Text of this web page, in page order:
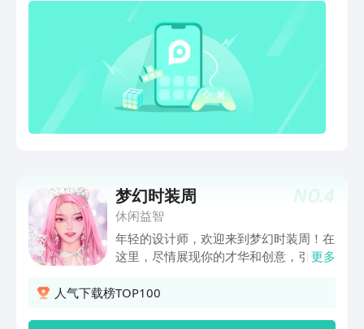
NO.4
梦幻时装周
休闲益智
年轻的设计师，欢迎来到梦幻时装周！在
这里，尽情展现你的才华和创意，引领全
不朽。每个人对时尚都有不同的见解，而
更多
人气下载榜TOP100